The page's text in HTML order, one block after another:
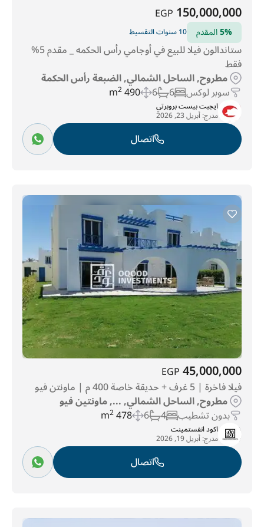
150,000,000
EGP
5%المقدم 10 سنوات التقسيط
ستاندالون فيلا للبيع في أوجامي رأس الحكمه _ مقدم 5%
فقط
مطروح, الساحل الشمالي, الضبعة رأس الحكمة
سوبر لوكس 6
6
490 m
2
ايجبت بيست بروبرتي
مدرج:أبريل 23, 2026
اتصال
45,000,000
EGP
فيلا فاخرة | 5 غرف + حديقة خاصة 400 م | ماونتن فيو
مطروح, الساحل الشمالي, ..., ماونتين فيو
بدون تشطيب 4
6
478 m
2
اكود انفستمينت
مدرج:أبريل 19, 2026
اتصال